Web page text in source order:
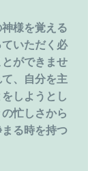
様を覚える
いただく必
ができませ
、自分を主
しようとし
忙しさから
る時を持つ